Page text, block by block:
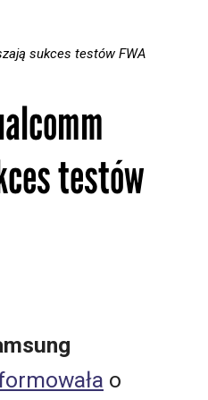
sukces testów FWA
testów
o